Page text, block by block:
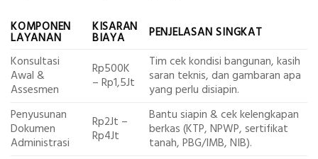
KOMPONEN
LAYANAN
KISARAN
BIAYA
PENJELASAN SINGKAT
Konsultasi
Awal &
Assesmen
Rp500K
– Rp1,5Jt
Tim cek kondisi bangunan, kasih
saran teknis, dan gambaran apa
yang perlu disiapin.
Penyusunan
Dokumen
Administrasi
Rp2Jt –
Rp4Jt
Bantu siapin & cek kelengkapan
berkas (KTP, NPWP, sertifikat
tanah, PBG/IMB, NIB).